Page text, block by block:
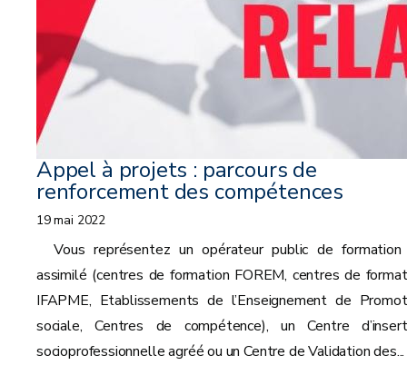
Appel à projets : parcours de
renforcement des compétences
19 mai 2022
Vous représentez un opérateur public de formation
assimilé (centres de formation FOREM, centres de
IFAPME, Etablissements de l’Enseignement de
sociale, Centres de compétence), un Centre
socioprofessionnelle agréé ou un Centre de Validation des...